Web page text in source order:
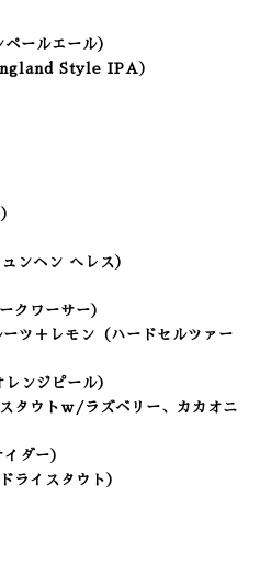
ールエール）
Style IPA）
ュンヘン へレス ）
ワーサー）
＋レモン（ハードセルツァー
ンジピール）
タウトｗ/ラズベリー、カカオニ
ダー）
ライスタウト）